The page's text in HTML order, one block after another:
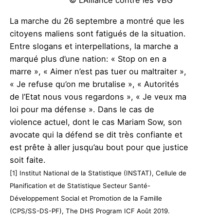
La marche du 26 septembre a montré que les
citoyens maliens sont fatigués de la situation.
Entre slogans et interpellations, la marche a
marqué plus d’une nation: « Stop on en a
marre », « Aimer n’est pas tuer ou maltraiter »,
« Je refuse qu’on me brutalise », « Autorités
de l’Etat nous vous regardons », « Je veux ma
loi pour ma défense ». Dans le cas de
violence actuel, dont le cas Mariam Sow, son
avocate qui la défend se dit très confiante et
est prête à aller jusqu’au bout pour que justice
soit faite.
[1] Institut National de la Statistique (INSTAT), Cellule de
Planification et de Statistique Secteur Santé-
Développement Social et Promotion de la Famille
(CPS/SS-DS-PF), The DHS Program ICF Août 2019.